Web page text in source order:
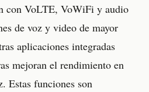
con VoLTE, VoWiFi y audio
de voz y video de mayor
aplicaciones integradas
mejoran el rendimiento en
Estas funciones son